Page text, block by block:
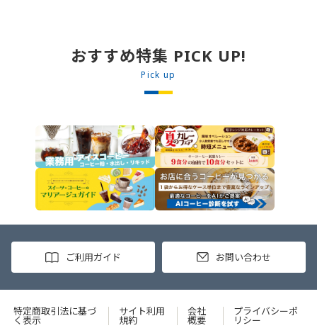
丼の素を中央にのせます。 3. 手前
からカレーソースをかけ、サラダを
盛りつけます。 ※牛丼の素のたれを
おすすめ特集 PICK UP!
Pick up
ご利用ガイド お問い合わせ
特定商取引法に基づ
く表示
サイト利用
規約
会社
概要
プライバシーポ
リシー